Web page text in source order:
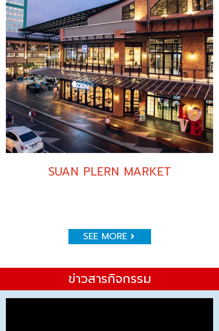
SUAN PLERN MARKET
SEE MORE
ข่าวสารกิจกรรม